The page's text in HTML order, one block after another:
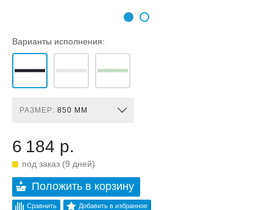
Варианты исполнения:
РАЗМЕР: 850 ММ
6 184 р.
под заказ (9 дней)
Положить в корзину
Сравнить Добавить в избранное